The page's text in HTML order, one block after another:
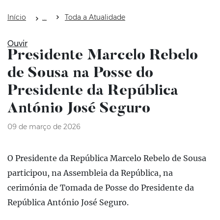
Início Toda a Atualidade
Ouvir
Presidente Marcelo Rebelo
de Sousa na Posse do
Presidente da República
António José Seguro
09 de março de 2026
O Presidente da República Marcelo Rebelo de Sousa
participou, na Assembleia da República, na
cerimónia de Tomada de Posse do Presidente da
República António José Seguro.